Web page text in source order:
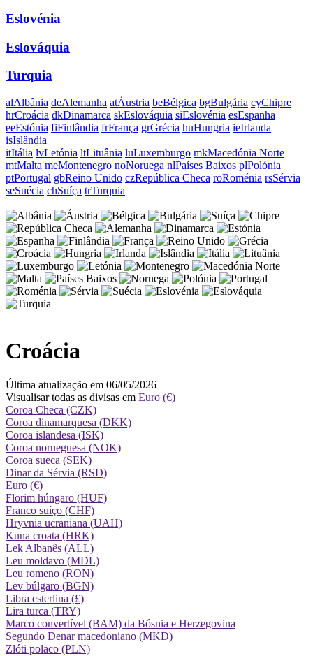
Eslovénia
Eslováquia
Turquia
alAlbânia deAlemanha atÁustria beBélgica bgBulgária cyChipre
hrCroácia dkDinamarca skEslováquia siEslovénia esEspanha
eeEstónia fiFinlândia frFrança grGrécia huHungria ieIrlanda
isIslândia
itItália lvLetónia ltLituânia luLuxemburgo mkMacedónia Norte
mtMalta meMontenegro noNoruega nlPaíses Baixos plPolónia
ptPortugal gbReino Unido czRepública Checa roRoménia rsSérvia
seSuécia chSuíça trTurquia
Croácia
Última atualização em 06/05/2026
Visualisar todas as divisas em Euro (€)
Coroa Checa (CZK)
Coroa dinamarquesa (DKK)
Coroa islandesa (ISK)
Coroa norueguesa (NOK)
Coroa sueca (SEK)
Dinar da Sérvia (RSD)
Euro (€)
Florim húngaro (HUF)
Franco suíço (CHF)
Hryvnia ucraniana (UAH)
Kuna croata (HRK)
Lek Albanês (ALL)
Leu moldavo (MDL)
Leu romeno (RON)
Lev búlgaro (BGN)
Libra esterlina (£)
Lira turca (TRY)
Marco convertível (BAM) da Bósnia e Herzegovina
Segundo Denar macedoniano (MKD)
Zlóti polaco (PLN)